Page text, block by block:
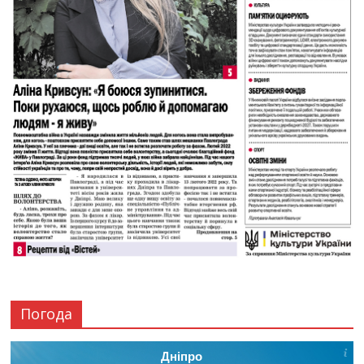
Погода
Дніпро